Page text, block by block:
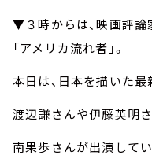
▼３時からは、映画評論
「アメリカ流れ者」。
本日は、日本を描いた最
渡辺謙さんや伊藤英明
南果歩さんが出演してい